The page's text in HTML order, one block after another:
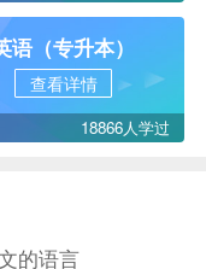
语（专升本）
查看详情
18866人学过
的语言